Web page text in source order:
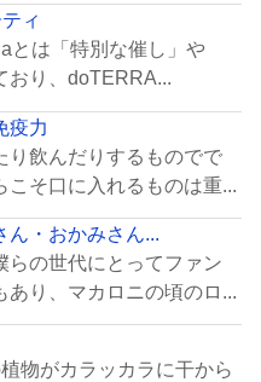
ィ
とは「特別な催し」や
おり、doTERRA...
疫力
り飲んだりするものでで
そ口に入れるものは重...
ん・おかみさん...
らの世代にとってファン
あり、マカロニの頃のロ...
物がカラッカラに干から